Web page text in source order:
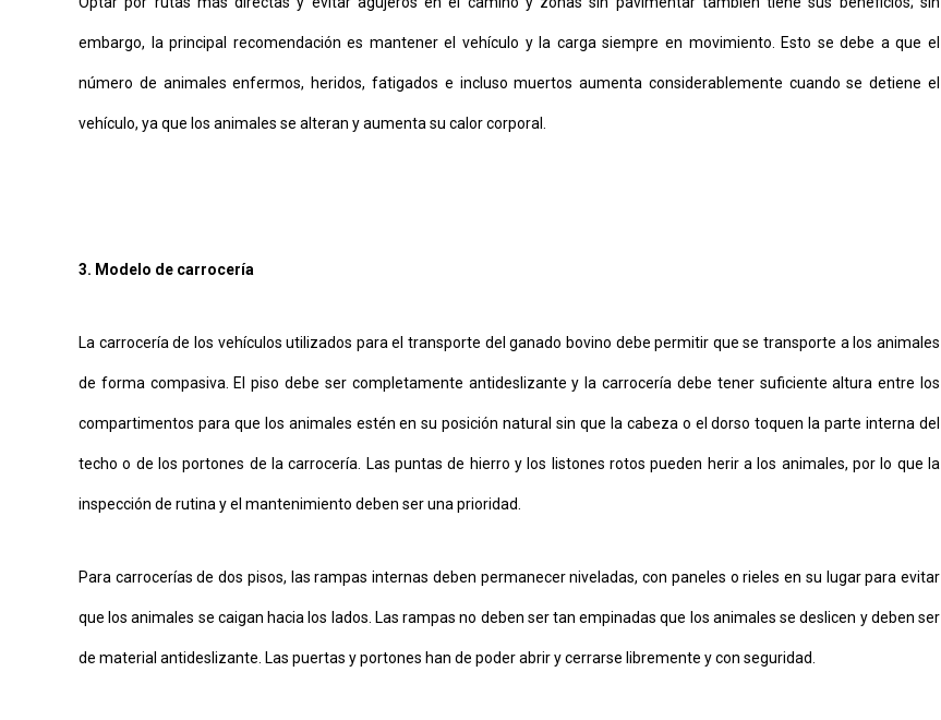
embargo, la principal recomendación es mantener el vehículo y la carga siempre en movimiento. Esto se debe a que el
número de animales enfermos, heridos, fatigados e incluso muertos aumenta considerablemente cuando se detiene el
vehículo, ya que los animales se alteran y aumenta su calor corporal.
3. Modelo de carrocería
La carrocería de los vehículos utilizados para el transporte del ganado bovino debe permitir que se transporte a los animales
de forma compasiva. El piso debe ser completamente antideslizante y la carrocería debe tener suficiente altura entre los
compartimentos para que los animales estén en su posición natural sin que la cabeza o el dorso toquen la parte interna del
techo o de los portones de la carrocería. Las puntas de hierro y los listones rotos pueden herir a los animales, por lo que la
inspección de rutina y el mantenimiento deben ser una prioridad.
Para carrocerías de dos pisos, las rampas internas deben permanecer niveladas, con paneles o rieles en su lugar para evitar
que los animales se caigan hacia los lados. Las rampas no deben ser tan empinadas que los animales se deslicen y deben ser
de material antideslizante. Las puertas y portones han de poder abrir y cerrarse libremente y con seguridad.